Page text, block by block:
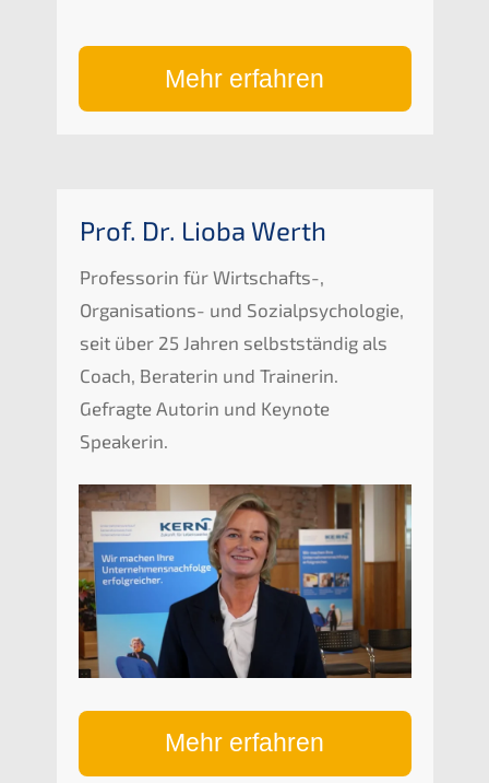
Mehr erfahren
Prof. Dr. Lioba Werth
Professorin für Wirtschafts-,
Organisations- und Sozialpsychologie,
seit über 25 Jahren selbstständig als
Coach, Beraterin und Trainerin.
Gefragte Autorin und Keynote
Speakerin.
Mehr erfahren